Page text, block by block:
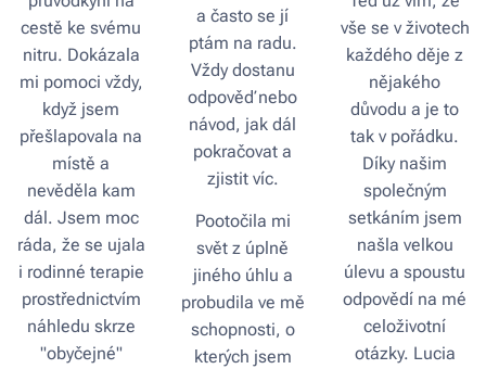
cestě ke svému
nitru. Dokázala
mi pomoci vždy,
když jsem
přešlapovala na
místě a
nevěděla kam
dál. Jsem moc
ráda, že se ujala
i rodinné terapie
prostřednictvím
náhledu skrze
"obyčejné"
a často se jí
ptám na radu.
Vždy dostanu
odpověď nebo
návod, jak dál
pokračovat a
zjistit víc.
Pootočila mi
svět z úplně
jiného úhlu a
probudila ve mě
schopnosti, o
kterých jsem
vše se v životech
každého děje z
nějakého
důvodu a je to
tak v pořádku.
Díky našim
společným
setkáním jsem
našla velkou
úlevu a spoustu
odpovědí na mé
celoživotní
otázky. Lucia